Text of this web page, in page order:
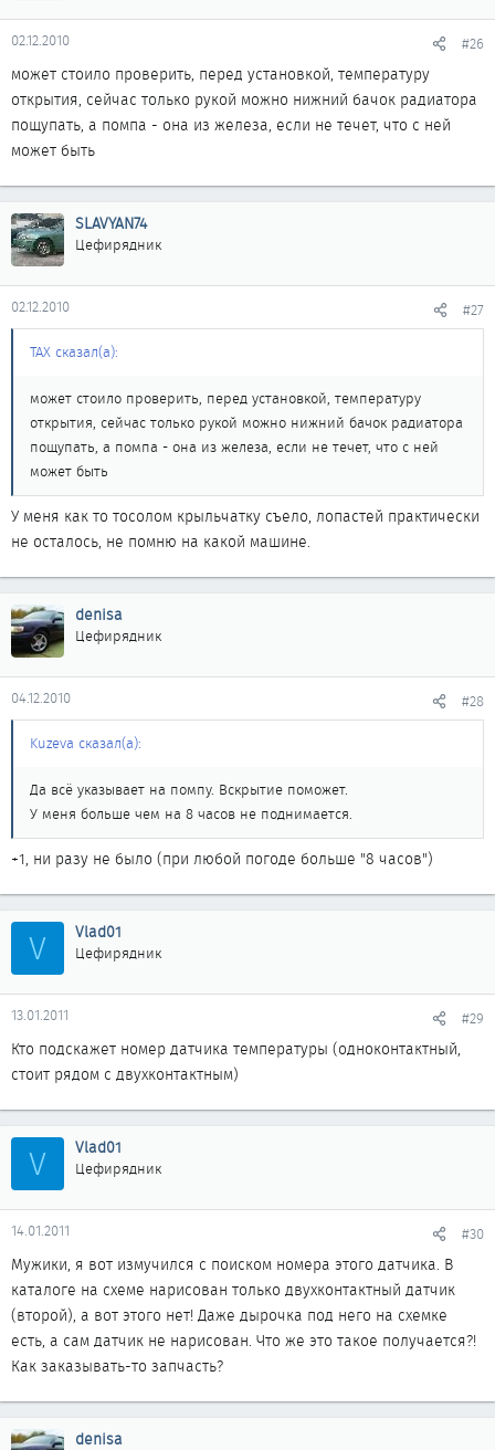
02.12.2010 #26
может стоило проверить, перед установкой, температуру
открытия, сейчас только рукой можно нижний бачок радиатора
пощупать, а помпа - она из железа, если не течет, что с ней
может быть
SLAVYAN74
Цефирядник
02.12.2010 #27
ТАХ сказал(а):
может стоило проверить, перед установкой, температуру
открытия, сейчас только рукой можно нижний бачок радиатора
пощупать, а помпа - она из железа, если не течет, что с ней
может быть
У меня как то тосолом крыльчатку съело, лопастей практически
не осталось, не помню на какой машине.
denisa
Цефирядник
04.12.2010 #28
Kuzeva сказал(а):
Да всё указывает на помпу. Вскрытие поможет.
У меня больше чем на 8 часов не поднимается.
+1, ни разу не было (при любой погоде больше "8 часов")
V Vlad01
Цефирядник
13.01.2011 #29
Кто подскажет номер датчика температуры (одноконтактный,
стоит рядом с двухконтактным)
V Vlad01
Цефирядник
14.01.2011 #30
Мужики, я вот измучился с поиском номера этого датчика. В
каталоге на схеме нарисован только двухконтактный датчик
(второй), а вот этого нет! Даже дырочка под него на схемке
есть, а сам датчик не нарисован. Что же это такое получается?!
Как заказывать-то запчасть?
denisa